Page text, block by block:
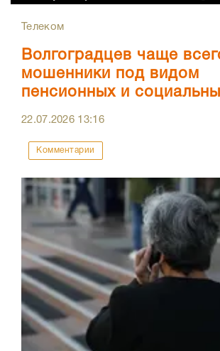
Телеком
Волгоградцев чаще
мошенники под видом
пенсионных и
22.07.2026 13:16
Комментарии